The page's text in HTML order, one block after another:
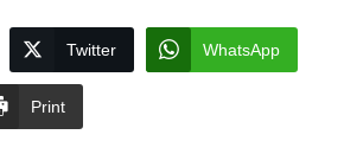
Twitter WhatsApp
Print